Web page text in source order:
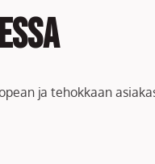
ja tehokkaan